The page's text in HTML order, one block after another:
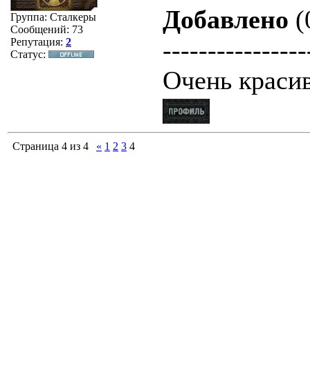
Группа: Сталкеры
Сообщений: 73
Репутация: 2
Статус:
Добавлено
Очень
Страница 4 из 4 « 1 2 3 4